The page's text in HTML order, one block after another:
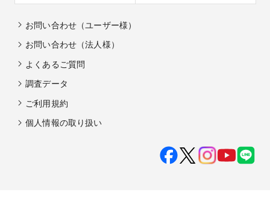
お問い合わせ（ユーザー様）
お問い合わせ（法人様）
よくあるご質問
調査データ
ご利用規約
個人情報の取り扱い